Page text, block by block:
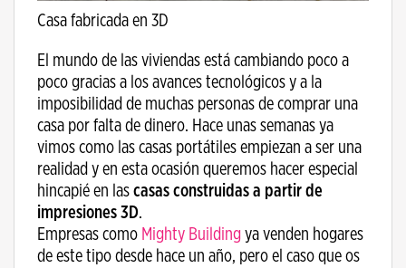
Casa fabricada en 3D
El mundo de las viviendas está cambiando poco a
poco gracias a los avances tecnológicos y a la
imposibilidad de muchas personas de comprar una
casa por falta de dinero. Hace unas semanas ya
vimos como las casas portátiles empiezan a ser una
realidad y en esta ocasión queremos hacer especial
hincapié en las casas construidas a partir de
impresiones 3D.
Empresas como Mighty Building ya venden hogares
de este tipo desde hace un año, pero el caso que os